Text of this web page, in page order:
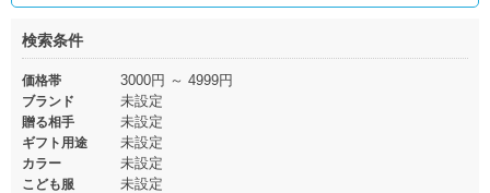
検索条件
価格帯 3000円 ～ 4999円
ブランド 未設定
贈る相手 未設定
ギフト用途 未設定
カラー 未設定
こども服 未設定